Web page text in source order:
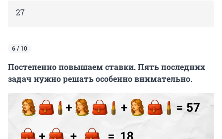
27
6 / 10
Постепенно повышаем ставки. Пять последних
задач нужно решать особенно внимательно.